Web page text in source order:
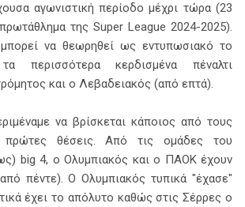
αγωνιστική περίοδο μέχρι τώρα (23
της Super League 2024-2025).
να θεωρηθεί ως εντυπωσιακό το
περισσότερα κερδισμένα πέναλτι
και ο Λεβαδειακός (από επτά).
να βρίσκεται κάποιος από τους
πρώτες θέσεις. Από τις ομάδες του
big 4, ο Ολυμπιακός και ο ΠΑΟΚ έχουν
πέντε). Ο Ολυμπιακός τυπικά "έχασε"
έχει το απόλυτο καθώς στις Σέρρες ο